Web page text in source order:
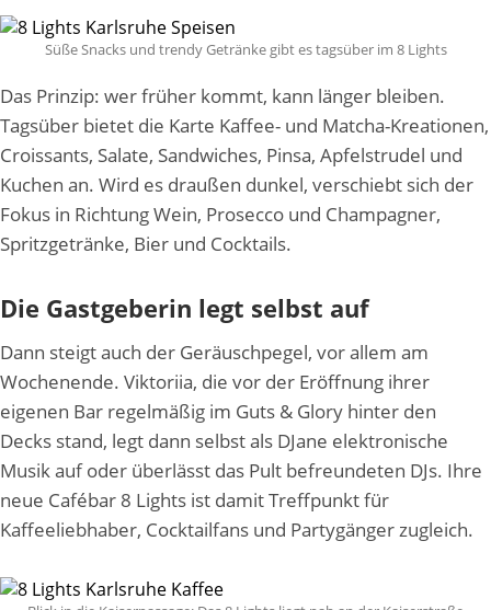
Süße Snacks und trendy Getränke gibt es tagsüber im 8 Lights
Das Prinzip: wer früher kommt, kann länger bleiben.
Tagsüber bietet die Karte Kaffee- und Matcha-Kreationen,
Croissants, Salate, Sandwiches, Pinsa, Apfelstrudel und
Kuchen an. Wird es draußen dunkel, verschiebt sich der
Fokus in Richtung Wein, Prosecco und Champagner,
Spritzgetränke, Bier und Cocktails.
Die Gastgeberin legt selbst auf
Dann steigt auch der Geräuschpegel, vor allem am
Wochenende. Viktoriia, die vor der Eröffnung ihrer
eigenen Bar regelmäßig im Guts & Glory hinter den
Decks stand, legt dann selbst als DJane elektronische
Musik auf oder überlässt das Pult befreundeten DJs. Ihre
neue Cafébar 8 Lights ist damit Treffpunkt für
Kaffeeliebhaber, Cocktailfans und Partygänger zugleich.